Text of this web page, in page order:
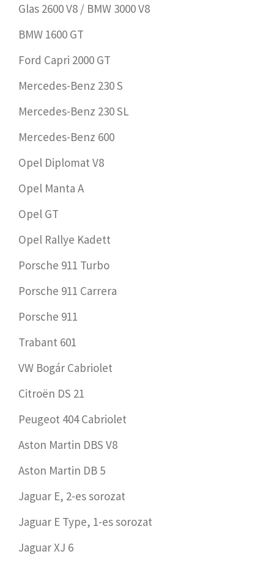
Glas 2600 V8 / BMW 3000 V8
BMW 1600 GT
Ford Capri 2000 GT
Mercedes-Benz 230 S
Mercedes-Benz 230 SL
Mercedes-Benz 600
Opel Diplomat V8
Opel Manta A
Opel GT
Opel Rallye Kadett
Porsche 911 Turbo
Porsche 911 Carrera
Porsche 911
Trabant 601
VW Bogár Cabriolet
Citroën DS 21
Peugeot 404 Cabriolet
Aston Martin DBS V8
Aston Martin DB 5
Jaguar E, 2-es sorozat
Jaguar E Type, 1-es sorozat
Jaguar XJ 6